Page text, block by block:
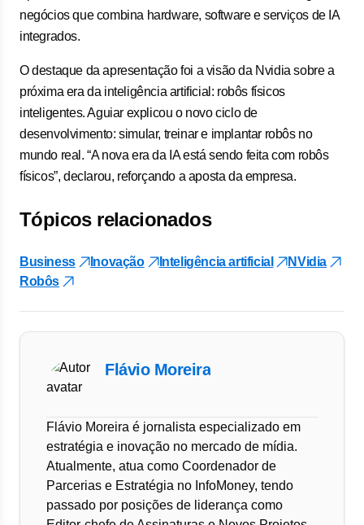
negócios que combina hardware, software e serviços de IA
integrados.
O destaque da apresentação foi a visão da Nvidia sobre a
próxima era da inteligência artificial: robôs físicos
inteligentes. Aguiar explicou o novo ciclo de
desenvolvimento: simular, treinar e implantar robôs no
mundo real. “A nova era da IA está sendo feita com robôs
físicos”, declarou, reforçando a aposta da empresa.
Tópicos relacionados
Business Inovação Inteligência artificial
NVidia
Robôs
Flávio Moreira
Flávio Moreira é jornalista especializado em
estratégia e inovação no mercado de mídia.
Atualmente, atua como Coordenador de
Parcerias e Estratégia no InfoMoney, tendo
passado por posições de liderança como